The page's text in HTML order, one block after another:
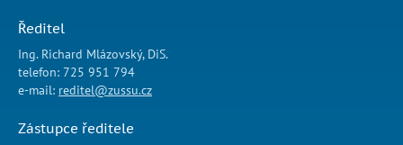
Ředitel
Ing. Richard Mlázovský, DiS.
telefon: 725 951 794
e-mail: reditel@zussu.cz
Zástupce ředitele